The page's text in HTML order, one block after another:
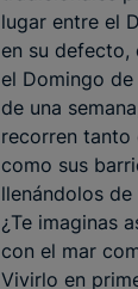
lugar entre el
en su defecto,
el Domingo
de una
recorren tanto
como sus
llenándolos
¿Te imaginas
con el mar
Vivirlo en